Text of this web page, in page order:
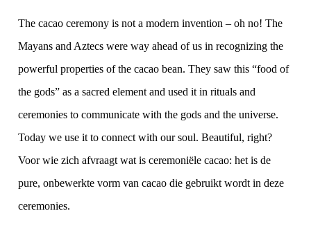
The cacao ceremony is not a modern invention – oh no! The
Mayans and Aztecs were way ahead of us in recognizing the
powerful properties of the cacao bean. They saw this “food of
the gods” as a sacred element and used it in rituals and
ceremonies to communicate with the gods and the universe.
Today we use it to connect with our soul. Beautiful, right?
Voor wie zich afvraagt wat is ceremoniële cacao: het is de
pure, onbewerkte vorm van cacao die gebruikt wordt in deze
ceremonies.